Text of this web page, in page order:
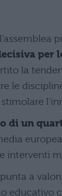
per
la
le
di un
interventi
a
educativo